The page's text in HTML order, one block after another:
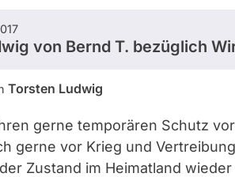
von Bernd T. bezüglich
Torsten Ludwig
gerne temporären Schutz
gerne vor Krieg und
Zustand im Heimatland